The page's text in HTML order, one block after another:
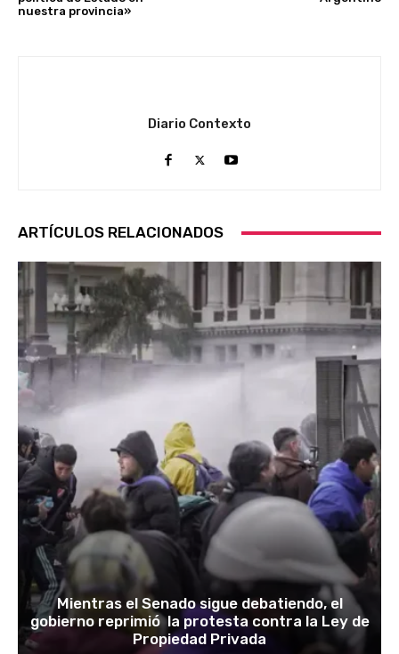
nuestra provincia»
Diario Contexto
ARTÍCULOS RELACIONADOS
Mientras el Senado sigue debatiendo, el
gobierno reprimió la protesta contra la Ley de
Propiedad Privada